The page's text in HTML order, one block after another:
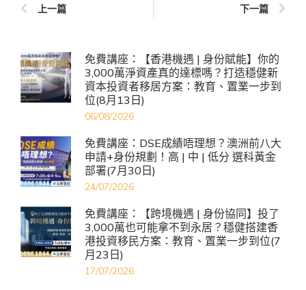
上一篇 下一篇
免費講座：【香港機遇 | 身份賦能】你的
3,000萬淨資產真的達標嗎？打造穩健新
資本投資者移居方案：教育、置業一步到
位(8月13日)
06/08/2026
免費講座：DSE成績唔理想？澳洲前八大
申請+身份規劃！高 | 中 | 低分 選科黃金
部署(7月30日)
24/07/2026
免費講座：【跨境機遇 | 身份協同】投了
3,000萬也可能拿不到永居？穩健搭建香
港投資移民方案：教育、置業一步到位(7
月23日)
17/07/2026